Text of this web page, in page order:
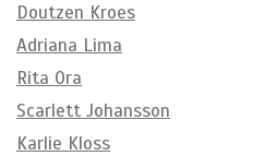
Doutzen Kroes
Adriana Lima
Rita Ora
Scarlett Johansson
Karlie Kloss